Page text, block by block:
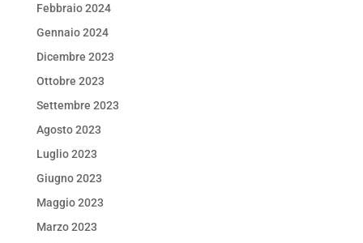
Febbraio 2024
Gennaio 2024
Dicembre 2023
Ottobre 2023
Settembre 2023
Agosto 2023
Luglio 2023
Giugno 2023
Maggio 2023
Marzo 2023